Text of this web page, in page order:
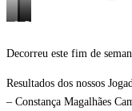
Constança
em
Singulares
Pedro
Campeão
Singulares
Pedro
em
Pares
Decorreu este fim de
Resultados dos nossos
– Constança Magalhães